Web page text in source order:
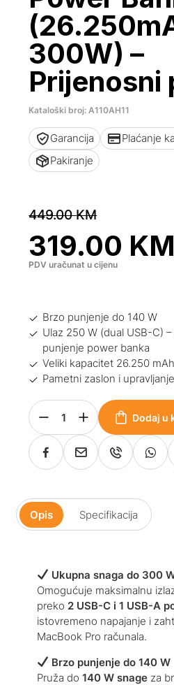
300W) –
Prijenosni
Kataloški broj: A110AH11
Garancija Plaćanje
Pakiranje
449.00KM
319.00 KM
PDV uračunat u cijenu
Brzo punjenje do 140 W
Ulaz 250 W (dual USB-C)
punjenje power banka
Veliki kapacitet 26.250
Pametni zaslon i
Dodaj u
Opis Specifikacija
Ukupna snaga do 300
Omogućuje maksimalnu
preko 2 USB-C i 1 USB-A
istovremeno napajanje i
MacBook Pro računala.
Brzo punjenje do 140 W
Pruža do 140 W snageza